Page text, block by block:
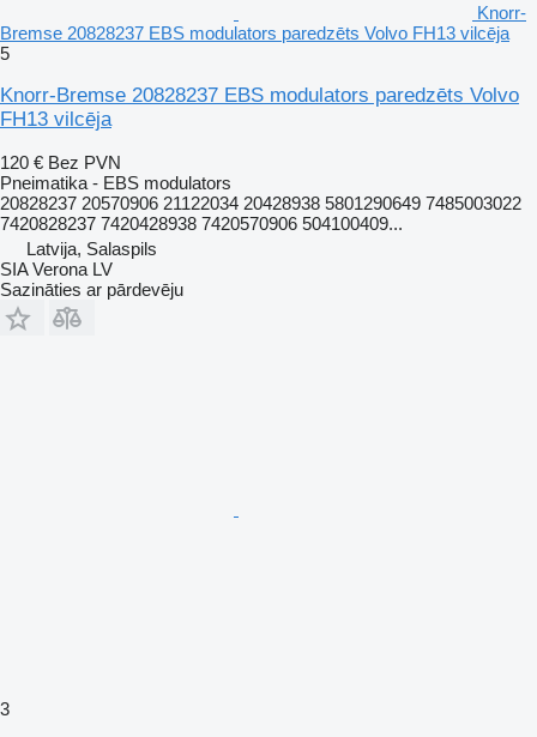
Knorr-
Bremse 20828237 EBS modulators paredzēts Volvo FH13 vilcēja
5
Knorr-Bremse 20828237 EBS modulators paredzēts Volvo
FH13 vilcēja
120 € Bez PVN
Pneimatika - EBS modulators
20828237 20570906 21122034 20428938 5801290649 7485003022
7420828237 7420428938 7420570906 504100409...
Latvija, Salaspils
SIA Verona LV
Sazināties ar pārdevēju
3